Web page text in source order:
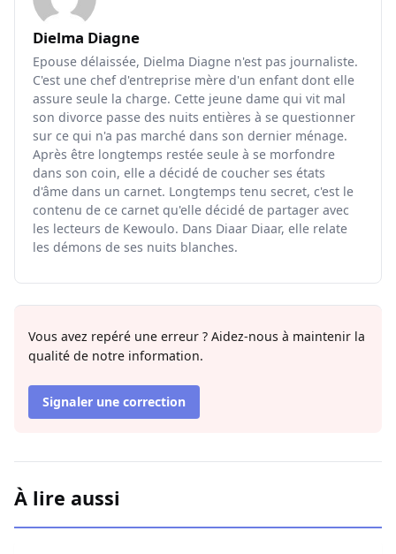
Dielma Diagne
Epouse délaissée, Dielma Diagne n'est pas journaliste.
C'est une chef d'entreprise mère d'un enfant dont elle
assure seule la charge. Cette jeune dame qui vit mal
son divorce passe des nuits entières à se questionner
sur ce qui n'a pas marché dans son dernier ménage.
Après être longtemps restée seule à se morfondre
dans son coin, elle a décidé de coucher ses états
d'âme dans un carnet. Longtemps tenu secret, c'est le
contenu de ce carnet qu'elle décidé de partager avec
les lecteurs de Kewoulo. Dans Diaar Diaar, elle relate
les démons de ses nuits blanches.
Vous avez repéré une erreur ? Aidez-nous à maintenir la
qualité de notre information.
Signaler une correction
À lire aussi